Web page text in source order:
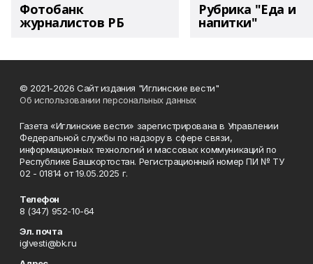
Фотобанк
журналистов РБ
Рубрика "Еда и
напитки"
© 2021-2026 Сайт издания "Иглинские вести"
Об использовании персональных данных
Газета «Иглинские вести» зарегистрирована в Управлении
Федеральной службы по надзору в сфере связи,
информационных технологий и массовых коммуникаций по
Республике Башкортостан. Регистрационный номер ПИ № ТУ
02 - 01814 от 19.05.2025 г.
Телефон
8 (347) 952-10-64
Эл. почта
iglvesti@bk.ru